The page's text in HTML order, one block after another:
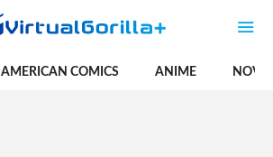
AMERICAN COMICS ANIME